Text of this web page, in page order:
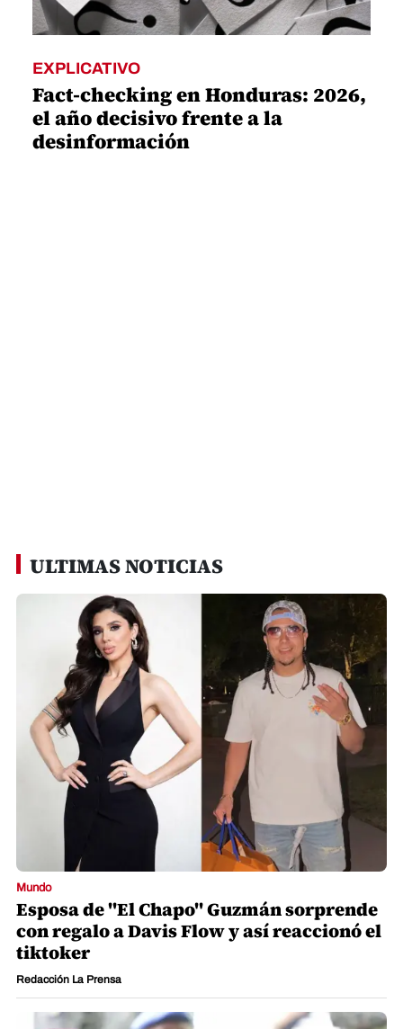
EXPLICATIVO
Fact-checking en Honduras: 2026,
el año decisivo frente a la
desinformación
ULTIMAS NOTICIAS
Mundo
Esposa de "El Chapo" Guzmán sorprende
con regalo a Davis Flow y así reaccionó el
tiktoker
Redacción La Prensa